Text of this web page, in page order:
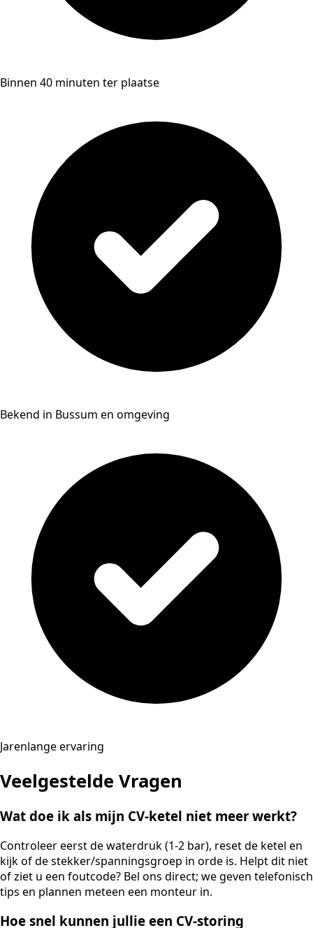
Binnen 40 minuten ter plaatse
Bekend in Bussum en omgeving
Jarenlange ervaring
Veelgestelde Vragen
Wat doe ik als mijn CV-ketel niet meer werkt?
Controleer eerst de waterdruk (1-2 bar), reset de ketel en
kijk of de stekker/spanningsgroep in orde is. Helpt dit niet
of ziet u een foutcode? Bel ons direct; we geven telefonisch
tips en plannen meteen een monteur in.
Hoe snel kunnen jullie een CV-storing